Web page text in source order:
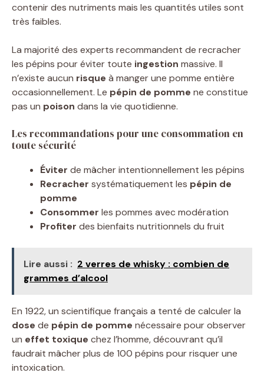
contenir des nutriments mais les quantités utiles sont
très faibles.
La majorité des experts recommandent de recracher
les pépins pour éviter toute ingestion massive. Il
n’existe aucun risque à manger une pomme entière
occasionnellement. Le pépin de pomme ne constitue
pas un poison dans la vie quotidienne.
Les recommandations pour une consommation en
toute sécurité
Éviter de mâcher intentionnellement les pépins
Recracher systématiquement les pépin de
pomme
Consommer les pommes avec modération
Profiter des bienfaits nutritionnels du fruit
Lire aussi : 2 verres de whisky : combien de
grammes d’alcool
En 1922, un scientifique français a tenté de calculer la
dose de pépin de pomme nécessaire pour observer
un effet toxique chez l’homme, découvrant qu’il
faudrait mâcher plus de 100 pépins pour risquer une
intoxication.